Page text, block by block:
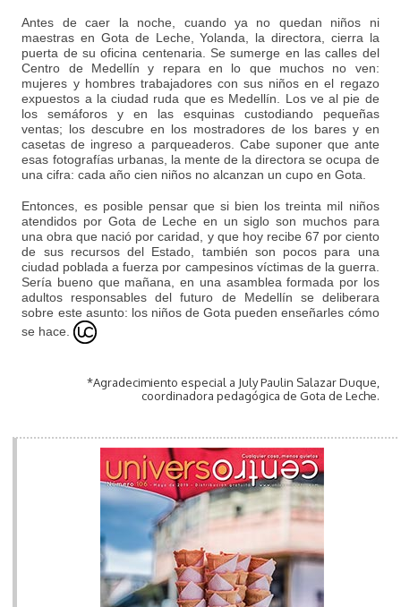
Antes de caer la noche, cuando ya no quedan niños ni
maestras en Gota de Leche, Yolanda, la directora, cierra la
puerta de su oficina centenaria. Se sumerge en las calles del
Centro de Medellín y repara en lo que muchos no ven:
mujeres y hombres trabajadores con sus niños en el regazo
expuestos a la ciudad ruda que es Medellín. Los ve al pie de
los semáforos y en las esquinas custodiando pequeñas
ventas; los descubre en los mostradores de los bares y en
casetas de ingreso a parqueaderos. Cabe suponer que ante
esas fotografías urbanas, la mente de la directora se ocupa de
una cifra: cada año cien niños no alcanzan un cupo en Gota.
Entonces, es posible pensar que si bien los treinta mil niños
atendidos por Gota de Leche en un siglo son muchos para
una obra que nació por caridad, y que hoy recibe 67 por ciento
de sus recursos del Estado, también son pocos para una
ciudad poblada a fuerza por campesinos víctimas de la guerra.
Sería bueno que mañana, en una asamblea formada por los
adultos responsables del futuro de Medellín se deliberara
sobre este asunto: los niños de Gota pueden enseñarles cómo
se hace.
*Agradecimiento especial a July Paulin Salazar Duque,
coordinadora pedagógica de Gota de Leche.